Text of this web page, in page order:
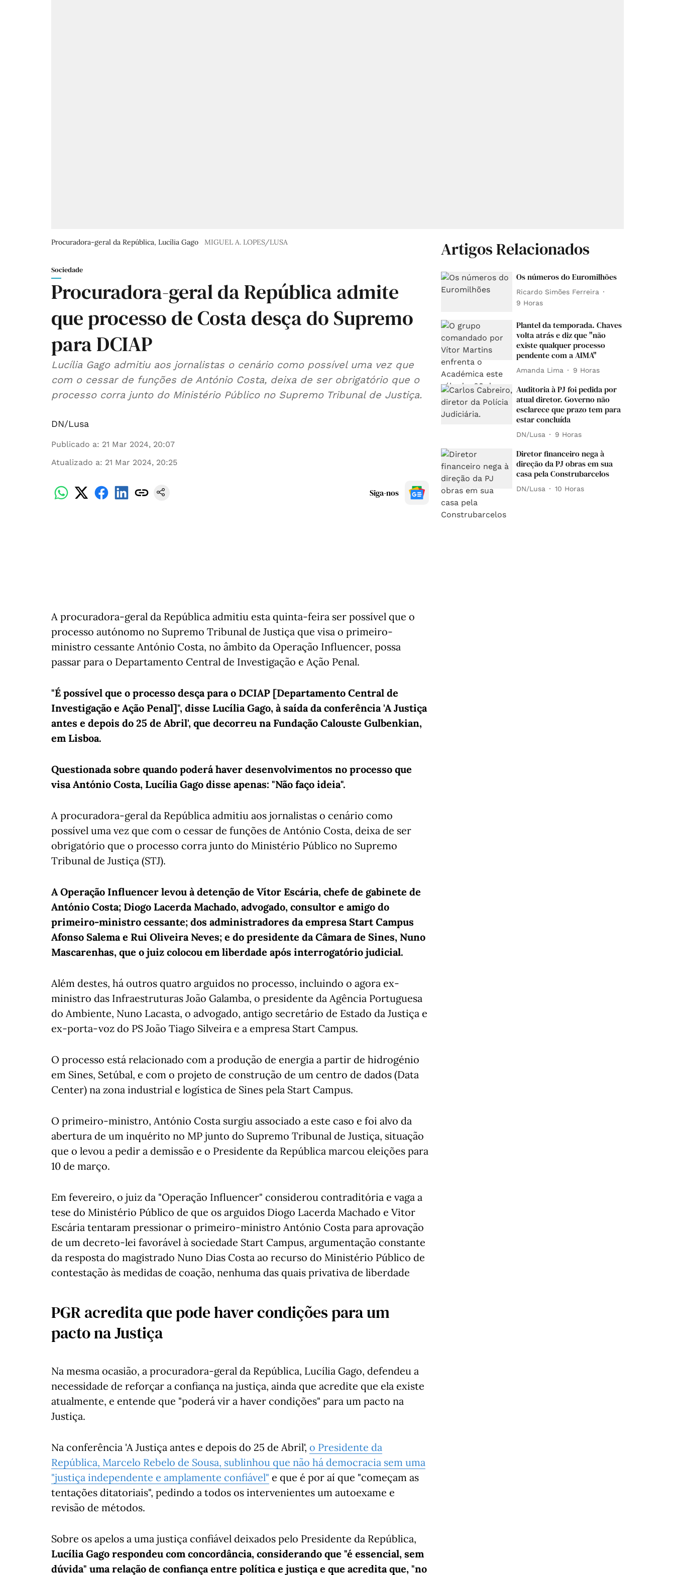
Procuradora-geral da República, Lucília Gago MIGUEL A. LOPES/LUSA
Sociedade
Procuradora-geral da República admite
que processo de Costa desça do Supremo
para DCIAP
Lucília Gago admitiu aos jornalistas o cenário como possível uma vez que
com o cessar de funções de António Costa, deixa de ser obrigatório que o
processo corra junto do Ministério Público no Supremo Tribunal de Justiça.
DN/Lusa
Publicado a: 21 Mar 2024, 20:07
Atualizado a: 21 Mar 2024, 20:25
Siga-nos
A procuradora-geral da República admitiu esta quinta-feira ser possível que o
processo autónomo no Supremo Tribunal de Justiça que visa o primeiro-
ministro cessante António Costa, no âmbito da Operação Influencer, possa
passar para o Departamento Central de Investigação e Ação Penal.
"É possível que o processo desça para o DCIAP [Departamento Central de
Investigação e Ação Penal]", disse Lucília Gago, à saída da conferência 'A Justiça
antes e depois do 25 de Abril', que decorreu na Fundação Calouste Gulbenkian,
em Lisboa.
Questionada sobre quando poderá haver desenvolvimentos no processo que
visa António Costa, Lucília Gago disse apenas: "Não faço ideia".
A procuradora-geral da República admitiu aos jornalistas o cenário como
possível uma vez que com o cessar de funções de António Costa, deixa de ser
obrigatório que o processo corra junto do Ministério Público no Supremo
Tribunal de Justiça (STJ).
A Operação Influencer levou à detenção de Vítor Escária, chefe de gabinete de
António Costa; Diogo Lacerda Machado, advogado, consultor e amigo do
primeiro-ministro cessante; dos administradores da empresa Start Campus
Afonso Salema e Rui Oliveira Neves; e do presidente da Câmara de Sines, Nuno
Mascarenhas, que o juiz colocou em liberdade após interrogatório judicial.
Além destes, há outros quatro arguidos no processo, incluindo o agora ex-
ministro das Infraestruturas João Galamba, o presidente da Agência Portuguesa
do Ambiente, Nuno Lacasta, o advogado, antigo secretário de Estado da Justiça e
ex-porta-voz do PS João Tiago Silveira e a empresa Start Campus.
O processo está relacionado com a produção de energia a partir de hidrogénio
em Sines, Setúbal, e com o projeto de construção de um centro de dados (Data
Center) na zona industrial e logística de Sines pela Start Campus.
O primeiro-ministro, António Costa surgiu associado a este caso e foi alvo da
abertura de um inquérito no MP junto do Supremo Tribunal de Justiça, situação
que o levou a pedir a demissão e o Presidente da República marcou eleições para
10 de março.
Em fevereiro, o juiz da "Operação Influencer" considerou contraditória e vaga a
tese do Ministério Público de que os arguidos Diogo Lacerda Machado e Vitor
Escária tentaram pressionar o primeiro-ministro António Costa para aprovação
de um decreto-lei favorável à sociedade Start Campus, argumentação constante
da resposta do magistrado Nuno Dias Costa ao recurso do Ministério Público de
contestação às medidas de coação, nenhuma das quais privativa de liberdade
PGR acredita que pode haver condições para um
pacto na Justiça
Na mesma ocasião, a procuradora-geral da República, Lucília Gago, defendeu a
necessidade de reforçar a confiança na justiça, ainda que acredite que ela existe
atualmente, e entende que "poderá vir a haver condições" para um pacto na
Justiça.
Na conferência 'A Justiça antes e depois do 25 de Abril', o Presidente da
República, Marcelo Rebelo de Sousa, sublinhou que não há democracia sem uma
"justiça independente e amplamente confiável" e que é por aí que "começam as
tentações ditatoriais", pedindo a todos os intervenientes um autoexame e
revisão de métodos.
Sobre os apelos a uma justiça confiável deixados pelo Presidente da República,
Lucília Gago respondeu com concordância, considerando que "é essencial, sem
dúvida" uma relação de confiança entre política e justiça e que acredita que, "no
Artigos Relacionados
Os números do Euromilhões
Ricardo Simões Ferreira
9 Horas
Plantel da temporada. Chaves
volta atrás e diz que "não
existe qualquer processo
pendente com a AIMA"
Amanda Lima 9 Horas
Auditoria à PJ foi pedida por
atual diretor. Governo não
esclarece que prazo tem para
estar concluída
DN/Lusa 9 Horas
Diretor financeiro nega à
direção da PJ obras em sua
casa pela Construbarcelos
DN/Lusa 10 Horas